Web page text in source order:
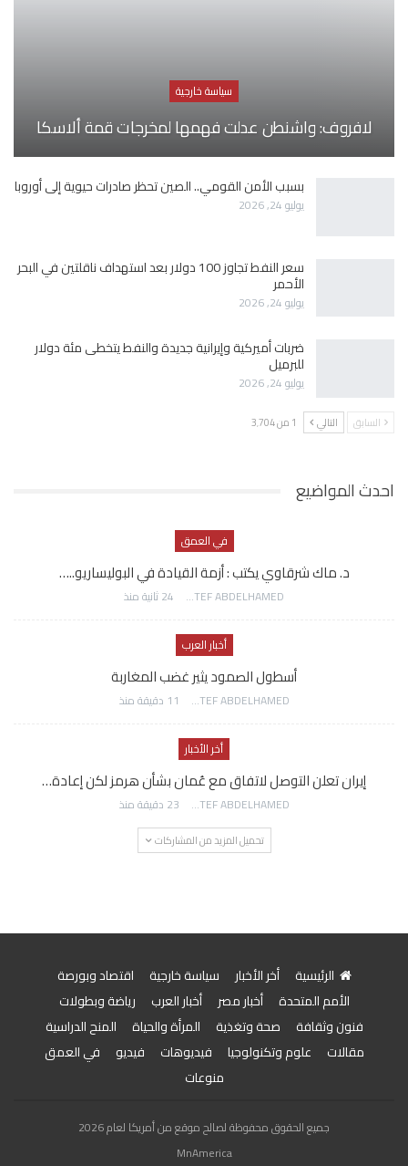
سياسة خارجية
لافروف: واشنطن عدلت فهمها لمخرجات قمة ألاسكا
بسبب الأمن القومي.. الصين تحظر صادرات حيوية إلى أوروبا
يوليو 24, 2026
سعر النفط تجاوز 100 دولار بعد استهداف ناقلتين في البحر
الأحمر
يوليو 24, 2026
ضربات أميركية وإيرانية جديدة والنفط يتخطى مئة دولار
للبرميل
يوليو 24, 2026
السابق التالي 1 من 3٬704
احدث المواضيع
في العمق
د. ماك شرقاوي يكتب : أزمة القيادة في البوليساريو..…
AWATEF ABDELHAMED 24 ثانية منذ
أخبار العرب
أسطول الصمود يثير غضب المغاربة
AWATEF ABDELHAMED 11 دقيقة منذ
أخر الأخبار
إيران تعلن التوصل لاتفاق مع عُمان بشأن هرمز لكن إعادة…
AWATEF ABDELHAMED 23 دقيقة منذ
تحميل المزيد من المشاركات
الرئيسية أخر الأخبار سياسة خارجية
اقتصاد وبورصة
الأمم المتحدة
أخبار مصر أخبار العرب
رياضة وبطولات
فنون وثقافة
صحة وتغذية المرأة والحياة
المنح الدراسية
مقالات
علوم وتكنولوجيا فيديوهات فيديو
في العمق
منوعات
جميع الحقوق محفوظة لصالح موقع من أمريكا لعام 2026
MnAmerica